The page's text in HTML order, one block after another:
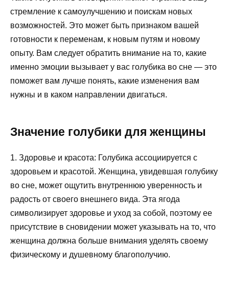
стремление к самоулучшению и поискам новых
возможностей. Это может быть признаком вашей
готовности к переменам, к новым путям и новому
опыту. Вам следует обратить внимание на то, какие
именно эмоции вызывает у вас голубика во сне — это
поможет вам лучше понять, какие изменения вам
нужны и в каком направлении двигаться.
Значение голубики для женщины
1. Здоровье и красота: Голубика ассоциируется с
здоровьем и красотой. Женщина, увидевшая голубику
во сне, может ощутить внутреннюю уверенность и
радость от своего внешнего вида. Эта ягода
символизирует здоровье и уход за собой, поэтому ее
присутствие в сновидении может указывать на то, что
женщина должна больше внимания уделять своему
физическому и душевному благополучию.